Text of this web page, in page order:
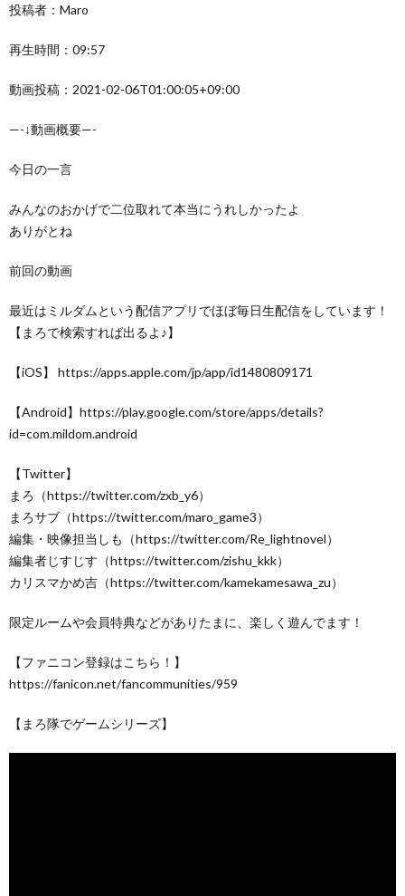
投稿者：Maro
再生時間：09:57
動画投稿：2021-02-06T01:00:05+09:00
—-↓動画概要—-
今日の一言
みんなのおかげで二位取れて本当にうれしかったよ
ありがとね
前回の動画
最近はミルダムという配信アプリでほぼ毎日生配信をしています！
【まろで検索すれば出るよ♪】
【iOS】 https://apps.apple.com/jp/app/id1480809171
【Android】https://play.google.com/store/apps/details?
id=com.mildom.android
【Twitter】
まろ（https://twitter.com/zxb_y6）
まろサブ（https://twitter.com/maro_game3）
編集・映像担当しも（https://twitter.com/Re_lightnovel）
編集者じすじす（https://twitter.com/zishu_kkk）
カリスマかめ吉（https://twitter.com/kamekamesawa_zu）
限定ルームや会員特典などがありたまに、楽しく遊んでます！
【ファニコン登録はこちら！】
https://fanicon.net/fancommunities/959
【まろ隊でゲームシリーズ】